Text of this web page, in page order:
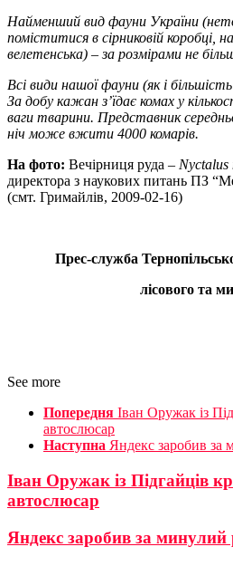
Найменший вид фауни України
поміститися в сірниковій коробці,
велетенська) – за розмірами не
Всі види нашої фауни (як і більшість
За добу кажан з’їдає комах у
ваги тварини. Представник
ніч може вжити 4000 комарів.
На фото: Вечірниця руда – Nyctalus
директора з наукових питань ПЗ
(смт. Гримайлів, 2009-02-16)
Прес-служба
лісового та
See more
Попередня Іван Оружак із
автослюсар
Наступна Яндекс заробив за
Іван Оружак із Підгайців
автослюсар
Яндекс заробив за минулий